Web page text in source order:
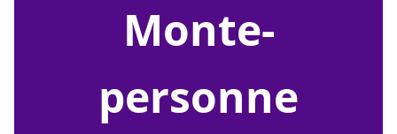
monte-
personne